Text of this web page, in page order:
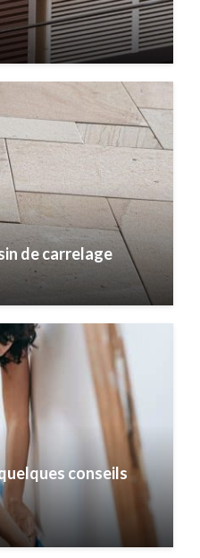
de carrelage
conseils